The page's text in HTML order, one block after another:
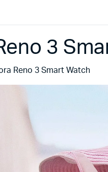
3
Reno 3 Smart Watch